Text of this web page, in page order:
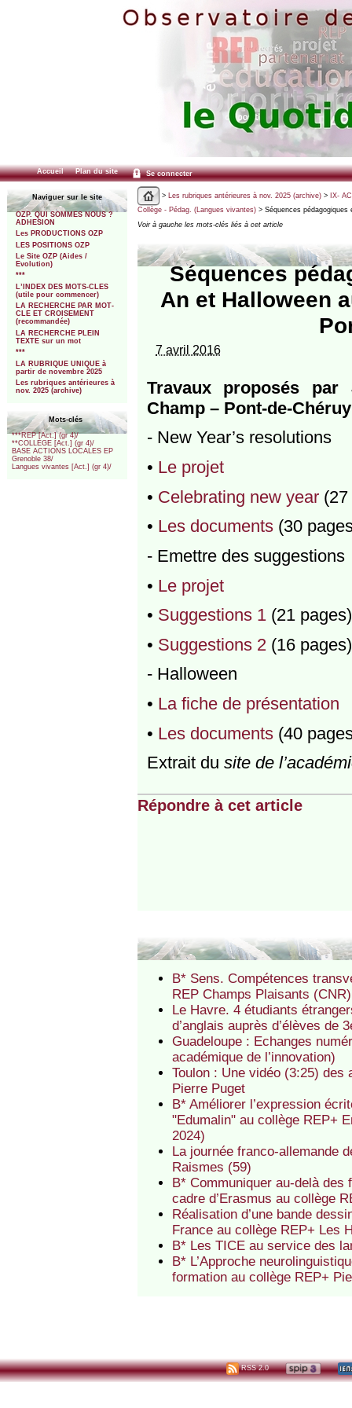
Accueil Plan du site Se connecter
Naviguer sur le site
OZP. QUI SOMMES NOUS ?
ADHESION
Les PRODUCTIONS OZP
LES POSITIONS OZP
Le Site OZP (Aides /
Evolution)
***
L’INDEX DES MOTS-CLES
(utile pour commencer)
LA RECHERCHE PAR MOT-
CLE ET CROISEMENT
(recommandée)
LA RECHERCHE PLEIN
TEXTE sur un mot
***
LA RUBRIQUE UNIQUE à
partir de novembre 2025
Les rubriques antérieures à
nov. 2025 (archive)
Mots-clés
***REP [Act.] (gr 4)/
**COLLEGE [Act.] (gr 4)/
BASE ACTIONS LOCALES EP
Grenoble 38/
Langues vivantes [Act.] (gr 4)/
> Les rubriques antérieures à nov. 2025 (archive)> IX-
Collège - Pédag. (Langues vivantes)> Séquences pédagogiques
Voir à gauche les mots-clés liés à cet article
Séquences
An et Halloween
7 avril 2016
Travaux proposés par
Champ – Pont-de-
- New Year’s resolutions
• Le projet
• Celebrating new year(27
• Les documents(30
- Emettre des suggestions
• Le projet
• Suggestions 1(21 pages)
• Suggestions 2 (16 pages)
- Halloween
• La fiche de présentation
• Les documents(40
Extrait du site de
Répondre à cet article
B* Sens. Compétences
REP Champs Plaisants (CNR)
Le Havre. 4 étudiants
d’anglais auprès d’élèves de
Guadeloupe : Echanges
académique de l’innovation)
Toulon : Une vidéo (3:25)
Pierre Puget
B* Améliorer l’expression
"Edumalin" au collège REP+
2024)
La journée franco-allemande
Raismes (59)
B* Communiquer au-delà
cadre d’Erasmus au collège
Réalisation d’une bande
France au collège REP+ Les
B* Les TICE au service des
B* L’Approche
formation au collège REP+
RSS 2.0